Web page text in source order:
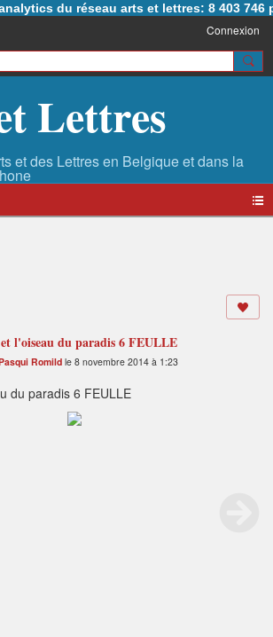
du réseau arts et lettres: 8 403 746
Connexion
Lettres
l'oiseau du paradis 6 FEULLE
Romildle 8 novembre 2014 à 1:23
toile Tania et l'oiseau du paradis 6 FEULLE